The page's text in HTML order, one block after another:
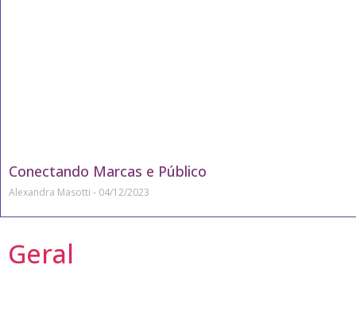
Conectando Marcas e Público
Alexandra Masotti 04/12/2023
Geral